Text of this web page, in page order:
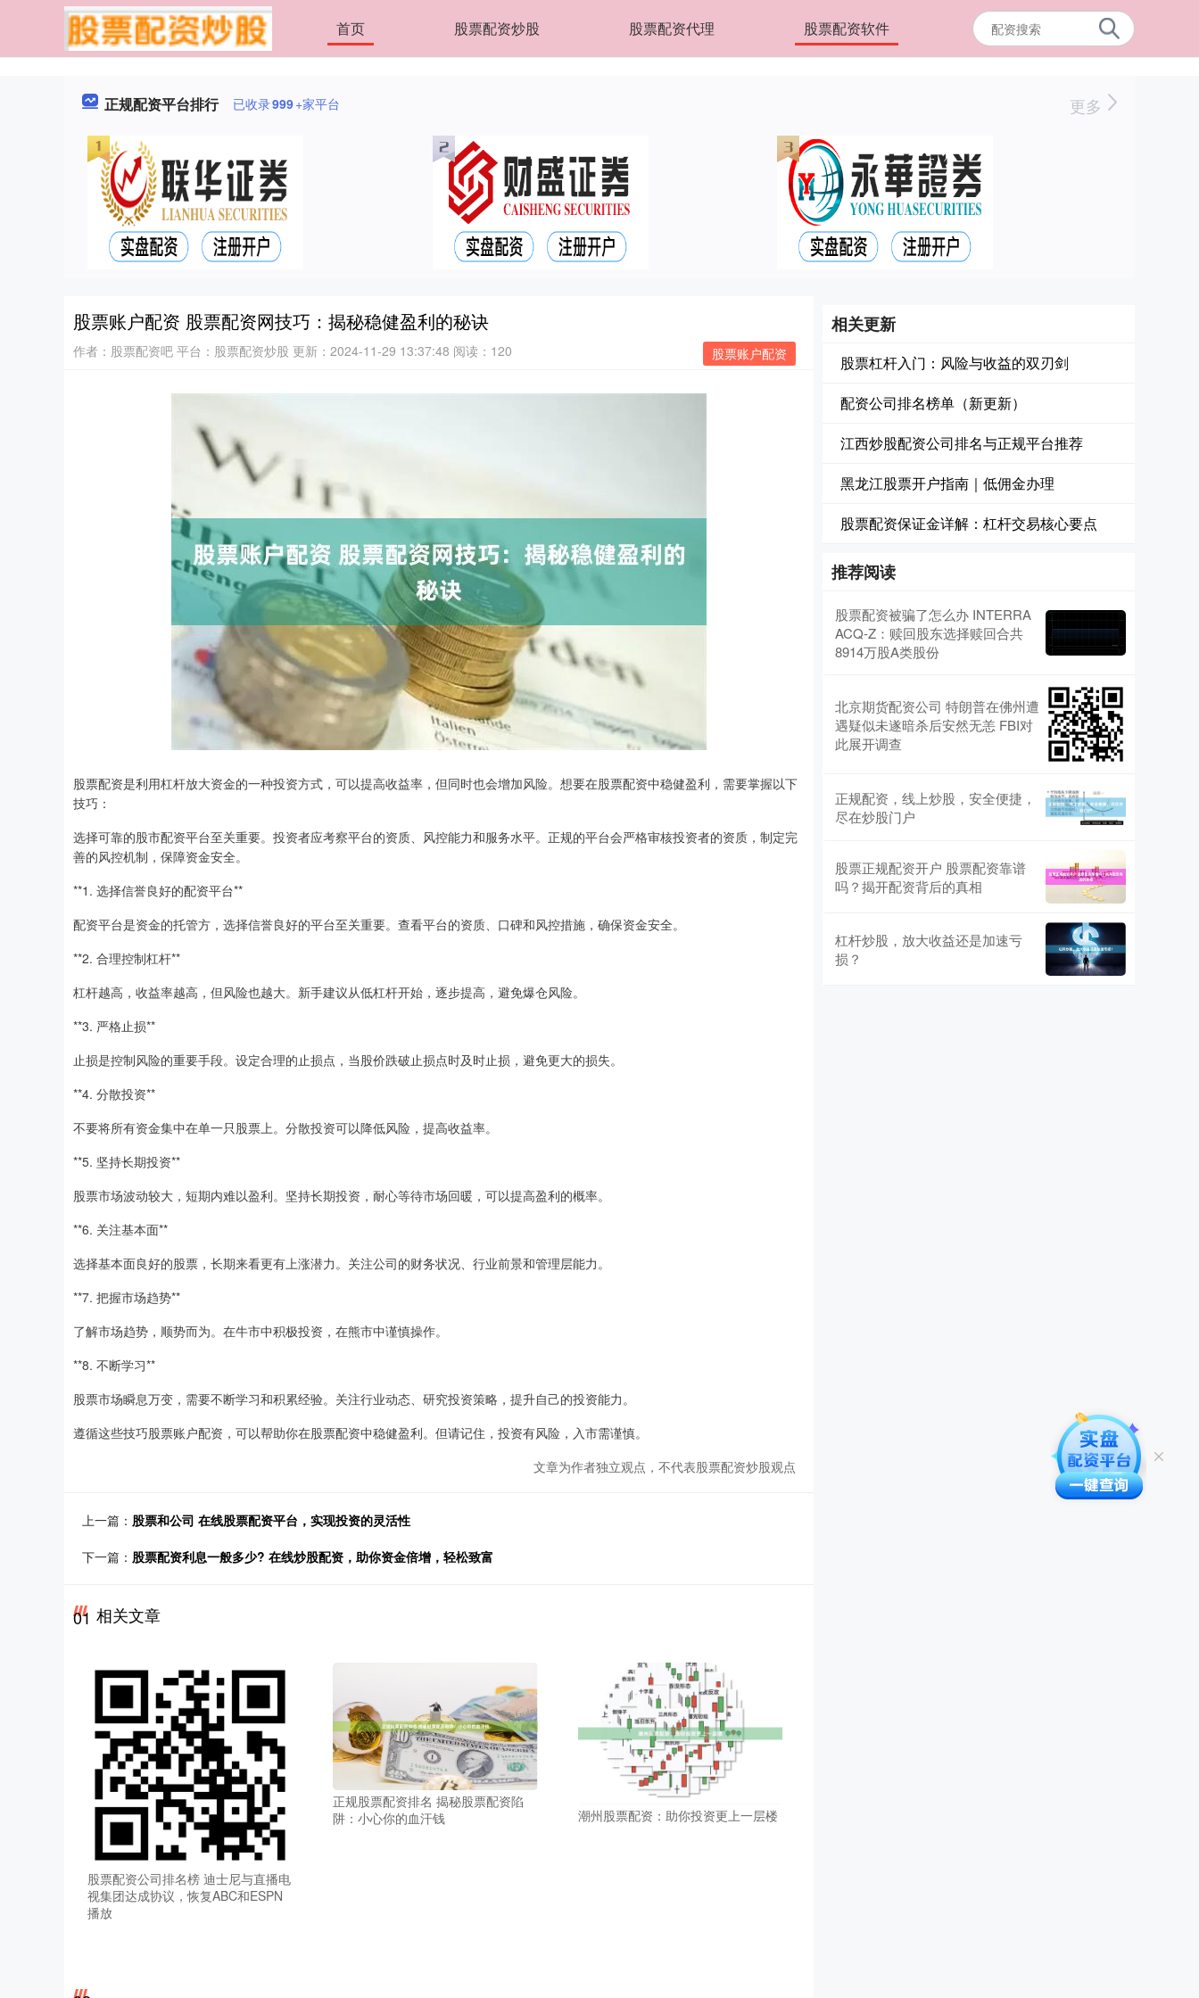
首页 股票配资炒股 股票配资代理 股票配资软件
正规配资平台排行 已收录999+家平台 更多
股票账户配资 股票配资网技巧：揭秘稳健盈利的秘诀
股票账户配资
作者：股票配资吧 平台：股票配资炒股 更新：2024-11-29 13:37:48 阅读：120
股票配资是利用杠杆放大资金的一种投资方式，可以提高收益率，但同时也会增加风险。想要在股票配资中稳健盈利，需要掌握以下
技巧：
选择可靠的股市配资平台至关重要。投资者应考察平台的资质、风控能力和服务水平。正规的平台会严格审核投资者的资质，制定完
善的风控机制，保障资金安全。
**1. 选择信誉良好的配资平台**
配资平台是资金的托管方，选择信誉良好的平台至关重要。查看平台的资质、口碑和风控措施，确保资金安全。
**2. 合理控制杠杆**
杠杆越高，收益率越高，但风险也越大。新手建议从低杠杆开始，逐步提高，避免爆仓风险。
**3. 严格止损**
止损是控制风险的重要手段。设定合理的止损点，当股价跌破止损点时及时止损，避免更大的损失。
**4. 分散投资**
不要将所有资金集中在单一只股票上。分散投资可以降低风险，提高收益率。
**5. 坚持长期投资**
股票市场波动较大，短期内难以盈利。坚持长期投资，耐心等待市场回暖，可以提高盈利的概率。
**6. 关注基本面**
选择基本面良好的股票，长期来看更有上涨潜力。关注公司的财务状况、行业前景和管理层能力。
**7. 把握市场趋势**
了解市场趋势，顺势而为。在牛市中积极投资，在熊市中谨慎操作。
**8. 不断学习**
股票市场瞬息万变，需要不断学习和积累经验。关注行业动态、研究投资策略，提升自己的投资能力。
遵循这些技巧股票账户配资，可以帮助你在股票配资中稳健盈利。但请记住，投资有风险，入市需谨慎。
文章为作者独立观点，不代表股票配资炒股观点
上一篇： 股票和公司 在线股票配资平台，实现投资的灵活性
下一篇： 股票配资利息一般多少? 在线炒股配资，助你资金倍增，轻松致富
01 相关文章
股票配资公司排名榜 迪士尼与直播电
视集团达成协议，恢复ABC和ESPN
播放
正规股票配资排名 揭秘股票配资陷
阱：小心你的血汗钱
潮州股票配资：助你投资更上一层楼
相关更新
股票杠杆入门：风险与收益的双刃剑
配资公司排名榜单（新更新）
江西炒股配资公司排名与正规平台推荐
黑龙江股票开户指南｜低佣金办理
股票配资保证金详解：杠杆交易核心要点
推荐阅读
股票配资被骗了怎么办 INTERRA
ACQ-Z：赎回股东选择赎回合共
8914万股A类股份
北京期货配资公司 特朗普在佛州遭
遇疑似未遂暗杀后安然无恙 FBI对
此展开调查
正规配资，线上炒股，安全便捷，
尽在炒股门户
股票正规配资开户 股票配资靠谱
吗？揭开配资背后的真相
杠杆炒股，放大收益还是加速亏
损？